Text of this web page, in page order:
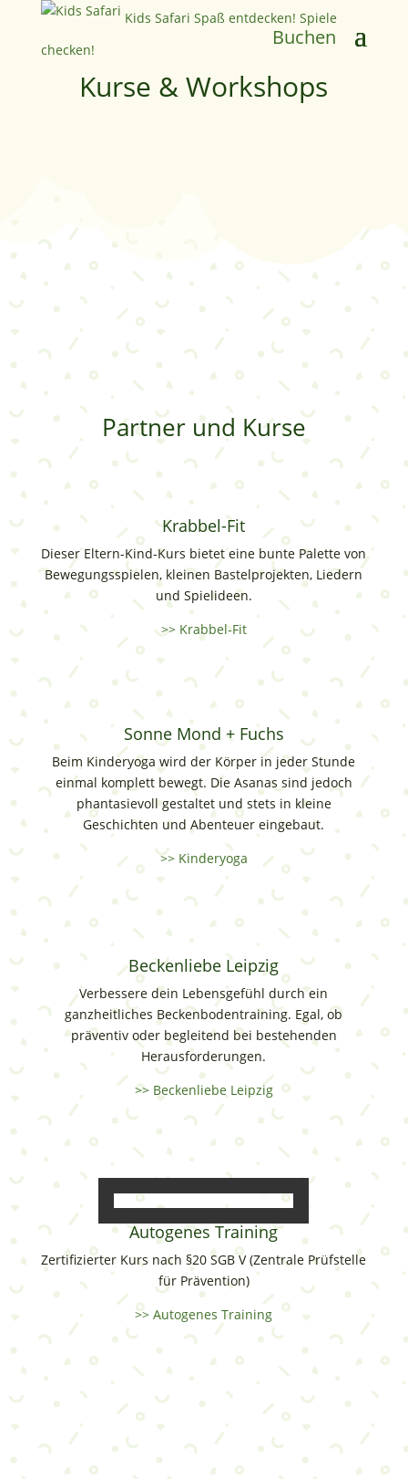
Kids Safari Spaß entdecken! Spiele
checken!
Buchen
Kurse & Workshops
Partner und Kurse
Krabbel-Fit
Dieser Eltern-Kind-Kurs bietet eine bunte Palette von
Bewegungsspielen, kleinen Bastelprojekten, Liedern
und Spielideen.
>> Krabbel-Fit
Sonne Mond + Fuchs
Beim Kinderyoga wird der Körper in jeder Stunde
einmal komplett bewegt. Die Asanas sind jedoch
phantasievoll gestaltet und stets in kleine
Geschichten und Abenteuer eingebaut.
>> Kinderyoga
Beckenliebe Leipzig
Verbessere dein Lebensgefühl durch ein
ganzheitliches Beckenbodentraining. Egal, ob
präventiv oder begleitend bei bestehenden
Herausforderungen.
>> Beckenliebe Leipzig
Autogenes Training
Zertifizierter Kurs nach §20 SGB V (Zentrale Prüfstelle
für Prävention)
>> Autogenes Training